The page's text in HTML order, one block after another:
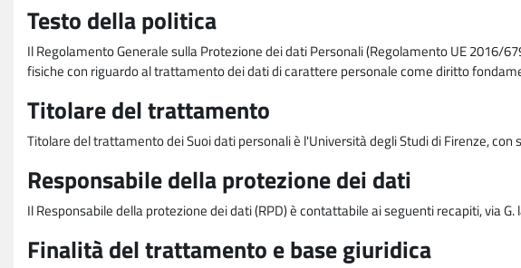
Testo della politica
Il Regolamento Generale sulla Protezione dei dati Personali (Regolamento UE 2016/
fisiche con riguardo al trattamento dei dati di carattere personale come diritto
Titolare del trattamento
Titolare del trattamento dei Suoi dati personali è l'Università degli Studi di Firenze,
Responsabile della protezione dei dati
Il Responsabile della protezione dei dati (RPD) è contattabile ai seguenti recapiti, via
Finalità del trattamento e base giuridica